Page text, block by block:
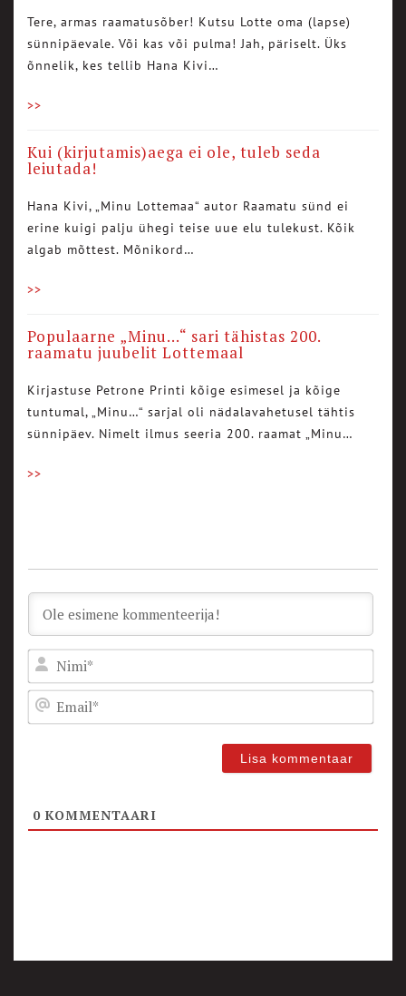
Tere, armas raamatusõber! Kutsu Lotte oma (lapse)
sünnipäevale. Või kas või pulma! Jah, päriselt. Üks
õnnelik, kes tellib Hana Kivi…
>>
Kui (kirjutamis)aega ei ole, tuleb seda
leiutada!
Hana Kivi, „Minu Lottemaa“ autor Raamatu sünd ei
erine kuigi palju ühegi teise uue elu tulekust. Kõik
algab mõttest. Mõnikord…
>>
Populaarne „Minu…“ sari tähistas 200.
raamatu juubelit Lottemaal
Kirjastuse Petrone Printi kõige esimesel ja kõige
tuntumal, „Minu…“ sarjal oli nädalavahetusel tähtis
sünnipäev. Nimelt ilmus seeria 200. raamat „Minu…
>>
0 KOMMENTAARI